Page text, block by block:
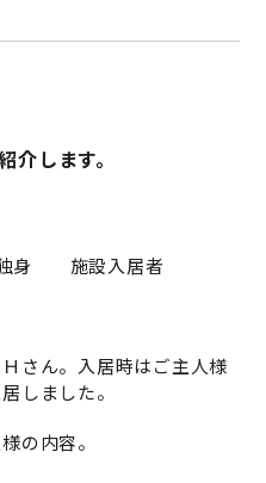
介します。
身 施設入居者
さん。入居時はご主人様
しました。
の内容。